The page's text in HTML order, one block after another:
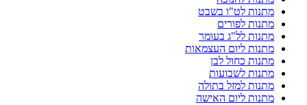
מתנות לט"ו בשבט
מתנות לפורים
מתנות לל"ג בעומר
מתנות ליום העצמאות
מתנות כחול לבן
מתנות לשבועות
מתנות למזל בתולה
מתנות ליום האישה